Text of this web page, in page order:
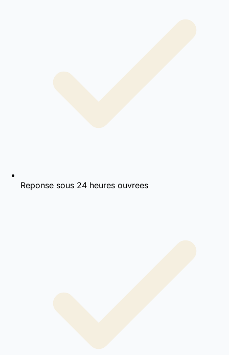
Reponse sous 24 heures ouvrees